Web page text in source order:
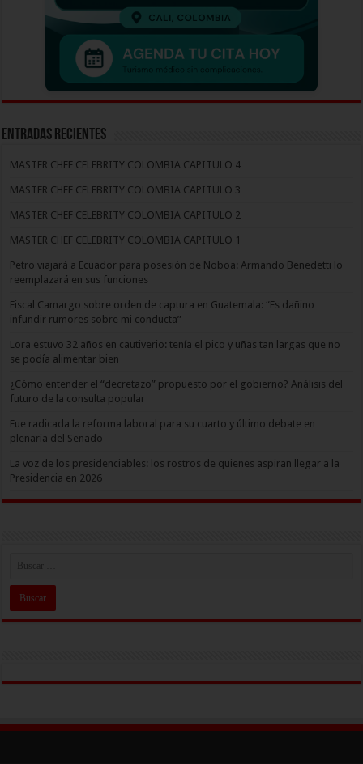
Entradas recientes
MASTER CHEF CELEBRITY COLOMBIA CAPITULO 4
MASTER CHEF CELEBRITY COLOMBIA CAPITULO 3
MASTER CHEF CELEBRITY COLOMBIA CAPITULO 2
MASTER CHEF CELEBRITY COLOMBIA CAPITULO 1
Petro viajará a Ecuador para posesión de Noboa: Armando Benedetti lo
reemplazará en sus funciones
Fiscal Camargo sobre orden de captura en Guatemala: “Es dañino
infundir rumores sobre mi conducta”
Lora estuvo 32 años en cautiverio: tenía el pico y uñas tan largas que no
se podía alimentar bien
¿Cómo entender el “decretazo” propuesto por el gobierno? Análisis del
futuro de la consulta popular
Fue radicada la reforma laboral para su cuarto y último debate en
plenaria del Senado
La voz de los presidenciables: los rostros de quienes aspiran llegar a la
Presidencia en 2026